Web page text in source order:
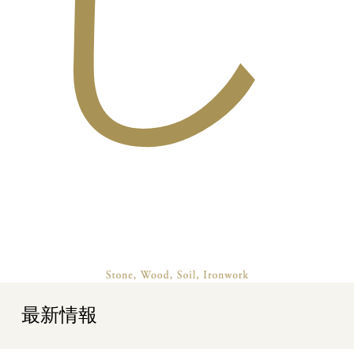
最新情報